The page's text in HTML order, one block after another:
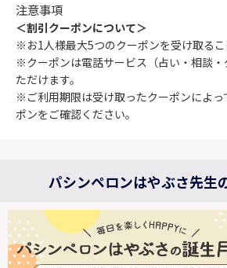
注意事項
＜割引クーポンについて＞
※お1人様最大5つのクーポンを受け取るこ
※クーポンは電話サービス（占い・相談
ただけます。
※ご利用期限は受け取ったクーポンによっ
ポンをご確認ください。
パシンペロンはやぶさ先生